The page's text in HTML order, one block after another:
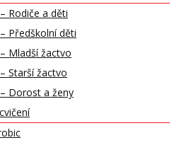
Rodiče a děti
Předškolní děti
Mladší žactvo
Starší žactvo
Dorost a ženy